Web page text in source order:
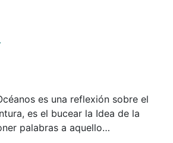
es una reflexión sobre el
es el bucear la Idea de la
palabras a aquello